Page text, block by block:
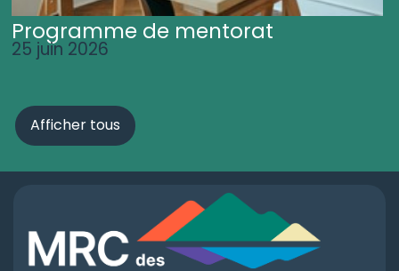
Programme de mentorat
25 juin 2026
Afficher tous